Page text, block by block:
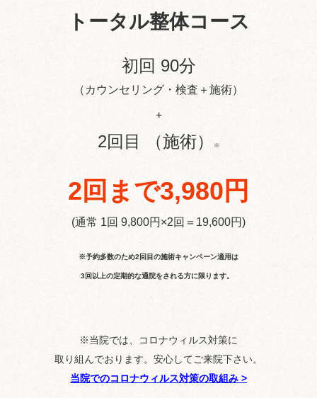
トータル整体コース
初回 90分
（カウンセリング・検査＋施術）
+
2回目 （施術） ※
2回まで3,980円
(通常 1回 9,800円×2回＝19,600円)
※予約多数のため2回目の施術キャンペーン適用は
3回以上の定期的な通院をされる方に限ります。
※当院では、コロナウィルス対策に
取り組んでおります。安心してご来院下さい。
当院でのコロナウィルス対策の取組み >